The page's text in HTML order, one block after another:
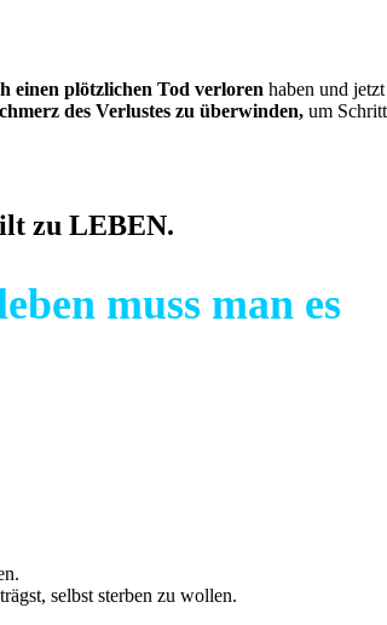
einen plötzlichen Tod verloren haben und
des Verlustes zu überwinden, um
zu LEBEN.
muss man es
selbst sterben zu wollen.